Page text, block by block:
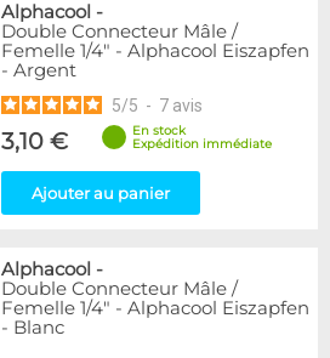
Alphacool -
Double Connecteur Mâle /
Femelle 1/4" - Alphacool Eiszapfen
- Argent
5/5 - 7 avis
3,10 €
En stock
Expédition immédiate
Ajouter au panier
Alphacool -
Double Connecteur Mâle /
Femelle 1/4" - Alphacool Eiszapfen
- Blanc